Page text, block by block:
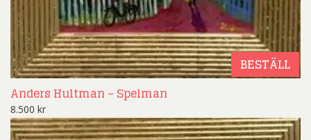
BESTÄLL
Anders Hultman – Spelman
8.500 kr